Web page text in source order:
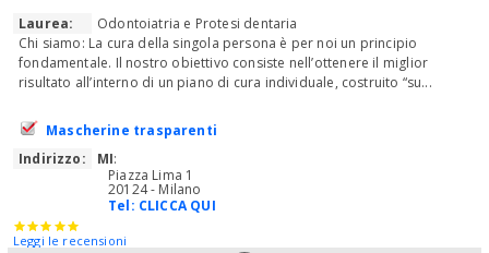
Laurea:
Odontoiatria e Protesi dentaria
Chi siamo: La cura della singola persona è per noi un principio
fondamentale. Il nostro obiettivo consiste nell’ottenere il miglior
risultato all’interno di un piano di cura individuale, costruito “su...
Mascherine trasparenti
Indirizzo:
MI:
Piazza Lima 1
20124 - Milano
Tel: CLICCA QUI
Leggi le recensioni